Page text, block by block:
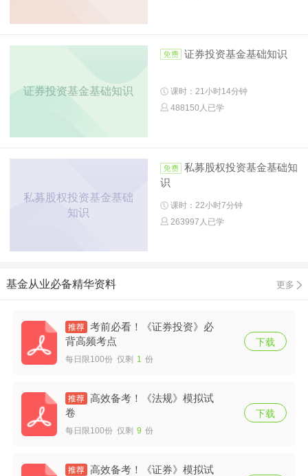
证券投资基金基础知识
证券投资基金基础知识
课时：21小时14分钟
488150人已学
私募股权投资基金基础
知识
私募股权投资基金基础知
识
课时：22小时7分钟
263997人已学
基金从业必备精华资料 更多
考前必看！《证券投资》必
背高频考点
每日限100份 仅剩 1 份
下载
高效备考！《法规》模拟试
卷
每日限100份 仅剩 9 份
下载
高效备考！《证券》模拟试